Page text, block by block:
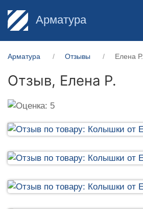
Арматура
Арматура Отзывы Елена Р.
Отзыв, Елена Р.